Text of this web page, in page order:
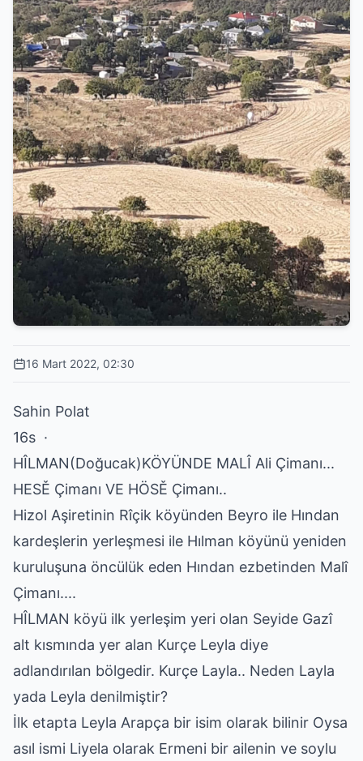
16 Mart 2022, 02:30
Sahin Polat
16s ·
HÎLMAN(Doğucak)KÖYÜNDE MALÎ Ali Çimanı...
HESĚ Çimanı VE HÖSĚ Çimanı..
Hizol Aşiretinin Rîçik köyünden Beyro ile Hından
kardeşlerin yerleşmesi ile Hılman köyünü yeniden
kuruluşuna öncülük eden Hından ezbetinden Malî
Çimanı....
HÎLMAN köyü ilk yerleşim yeri olan Seyide Gazî
alt kısmında yer alan Kurçe Leyla diye
adlandırılan bölgedir. Kurçe Layla.. Neden Layla
yada Leyla denilmiştir?
İlk etapta Leyla Arapça bir isim olarak bilinir Oysa
asıl ismi Liyela olarak Ermeni bir ailenin ve soylu